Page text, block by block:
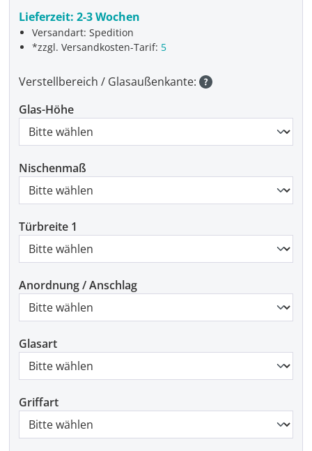
Lieferzeit: 2-3 Wochen
Versandart: Spedition
*zzgl. Versandkosten-Tarif: 5
Verstellbereich / Glasaußenkante:
Glas-Höhe
Nischenmaß
Türbreite 1
Anordnung / Anschlag
Glasart
Griffart